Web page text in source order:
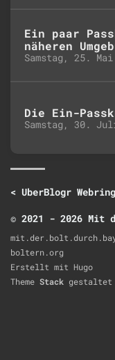
Ein paar
näheren
Samstag, 25.
Die Ein-
Samstag, 30.
< UberBlogr Webring
© 2021 - 2026 Mit
boltern.org
Erstellt mit Hugo
Theme Stack gestaltet